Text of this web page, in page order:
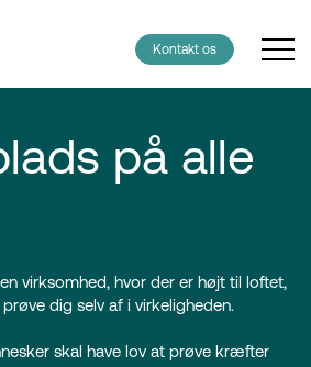
Kontakt os
på alle
virksomhed, hvor der er højt til loftet,
dig selv af i virkeligheden.
skal have lov at prøve kræfter